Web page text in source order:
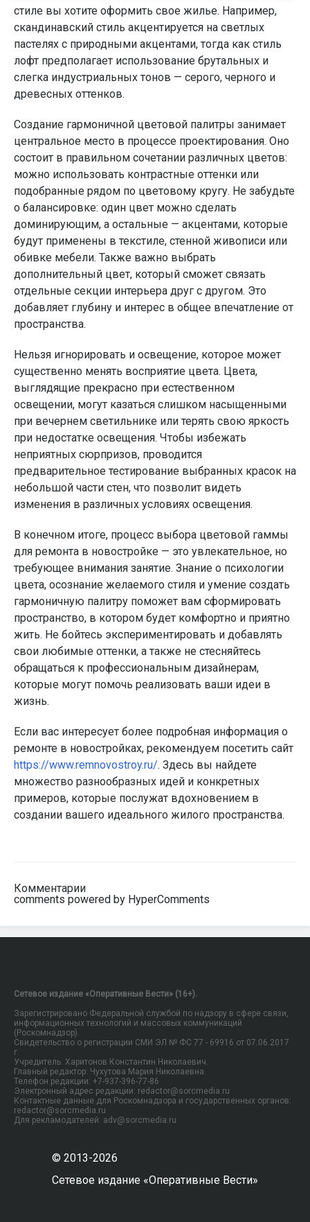
стиле вы хотите оформить свое жилье. Например,
скандинавский стиль акцентируется на светлых
пастелях с природными акцентами, тогда как стиль
лофт предполагает использование брутальных и
слегка индустриальных тонов — серого, черного и
древесных оттенков.
Создание гармоничной цветовой палитры занимает
центральное место в процессе проектирования. Оно
состоит в правильном сочетании различных цветов:
можно использовать контрастные оттенки или
подобранные рядом по цветовому кругу. Не забудьте
о балансировке: один цвет можно сделать
доминирующим, а остальные — акцентами, которые
будут применены в текстиле, стенной живописи или
обивке мебели. Также важно выбрать
дополнительный цвет, который сможет связать
отдельные секции интерьера друг с другом. Это
добавляет глубину и интерес в общее впечатление от
пространства.
Нельзя игнорировать и освещение, которое может
существенно менять восприятие цвета. Цвета,
выглядящие прекрасно при естественном
освещении, могут казаться слишком насыщенными
при вечернем светильнике или терять свою яркость
при недостатке освещения. Чтобы избежать
неприятных сюрпризов, проводится
предварительное тестирование выбранных красок на
небольшой части стен, что позволит видеть
изменения в различных условиях освещения.
В конечном итоге, процесс выбора цветовой гаммы
для ремонта в новостройке — это увлекательное, но
требующее внимания занятие. Знание о психологии
цвета, осознание желаемого стиля и умение создать
гармоничную палитру поможет вам сформировать
пространство, в котором будет комфортно и приятно
жить. Не бойтесь экспериментировать и добавлять
свои любимые оттенки, а также не стесняйтесь
обращаться к профессиональным дизайнерам,
которые могут помочь реализовать ваши идеи в
жизнь.
Если вас интересует более подробная информация о
ремонте в новостройках, рекомендуем посетить сайт
https://www.remnovostroy.ru/. Здесь вы найдете
множество разнообразных идей и конкретных
примеров, которые послужат вдохновением в
создании вашего идеального жилого пространства.
Комментарии
comments powered by HyperComments
Сетевое издание «Оперативные Вести» (16+).
Зарегистрировано Федеральной службой по надзору в сфере связи,
информационных технологий и массовых коммуникаций
(Роскомнадзор).
Свидетельство о регистрации СМИ ЭЛ № ФС 77 - 69916 от 07.06.2017
г.
Учредитель: Харитонов Константин Николаевич.
Главный редактор: Чухутова Мария Николаевна.
Телефон редакции: +7-937-396-77-86
Электронный адрес редакции: redactor@sorcmedia.ru
Контактные данные для Роскомнадзора и государственных органов:
redactor@sorcmedia.ru
Для рекламодателей: adv@sorcmedia.ru
© 2013-2026
Сетевое издание «Оперативные Вести»